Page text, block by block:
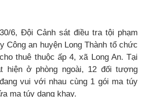
6, Đội Cảnh sát điều tra tội phạm
Công an huyện Long Thành tổ chức
thuê thuộc ấp 4, xã Long An. Tại
hiện ở phòng ngoài, 12 đối tượng
vui với nhau cùng 1 gói ma túy
ma túy dạng khay.